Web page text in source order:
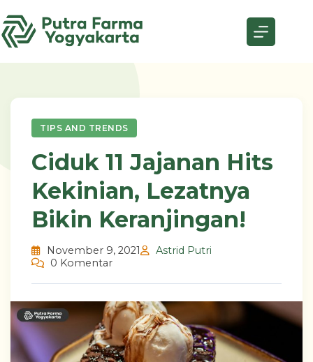
to
content
TIPS AND TRENDS
Ciduk 11 Jajanan Hits
Kekinian, Lezatnya
Bikin Keranjingan!
November 9, 2021
Astrid Putri
0 Komentar